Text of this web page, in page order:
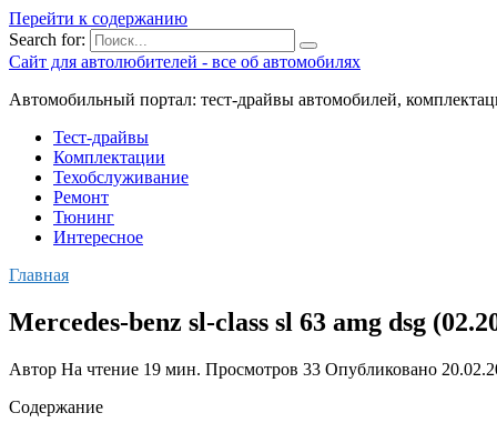
Перейти к содержанию
Search for:
Сайт для автолюбителей - все об автомобилях
Автомобильный портал: тест-драйвы автомобилей,
Тест-драйвы
Комплектации
Техобслуживание
Ремонт
Тюнинг
Интересное
Главная
Mercedes-benz sl-class sl 63 amg dsg
Автор На чтение 19 мин. Просмотров 33 Опубликовано
Содержание